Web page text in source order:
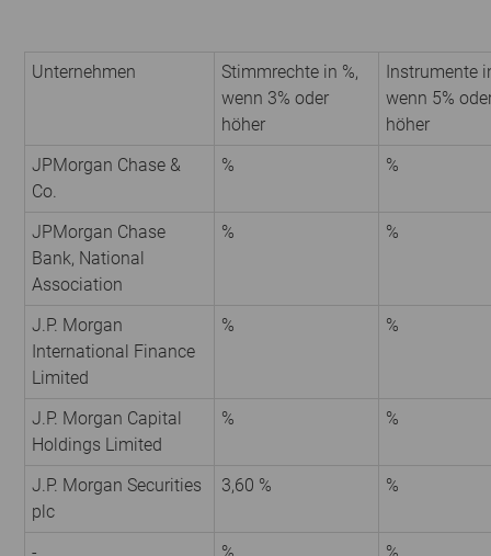
Unternehmen
Stimmrechte in %,
wenn 3% oder
höher
Instrumente
wenn 5%
höher
JPMorgan Chase &
Co.
% %
JPMorgan Chase
Bank, National
Association
% %
J.P. Morgan
International Finance
Limited
% %
J.P. Morgan Capital
Holdings Limited
% %
J.P. Morgan Securities
plc
3,60 % %